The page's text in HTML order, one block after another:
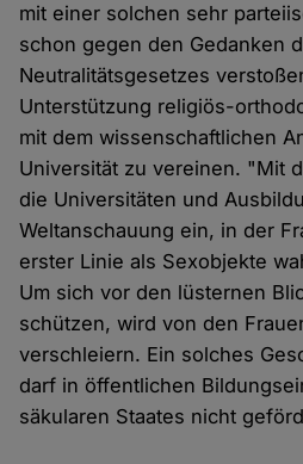
mit einer solchen sehr
schon gegen den Gedanken
Neutralitätsgesetzes
Unterstützung religiös-
mit dem wissenschaftlichen
Universität zu vereinen. "Mit
die Universitäten und
Weltanschauung ein, in der
erster Linie als Sexobjekte
Um sich vor den lüsternen
schützen, wird von den
verschleiern. Ein solches
darf in öffentlichen
säkularen Staates nicht